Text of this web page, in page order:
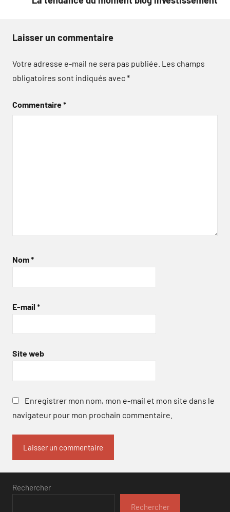
Laisser un commentaire
Votre adresse e-mail ne sera pas publiée. Les champs
obligatoires sont indiqués avec*
Commentaire*
Nom*
E-mail *
Site web
Enregistrer mon nom, mon e-mail et mon site dans le
navigateur pour mon prochain commentaire.
Rechercher
Rechercher